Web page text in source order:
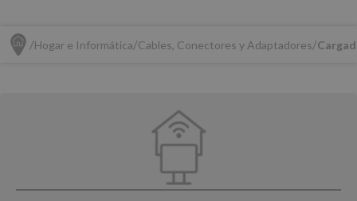
Hogar e Informática Cables, Conectores y Adaptadores